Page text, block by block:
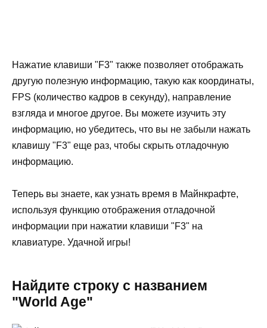
Нажатие клавиши "F3" также позволяет отображать
другую полезную информацию, такую как координаты,
FPS (количество кадров в секунду), направление
взгляда и многое другое. Вы можете изучить эту
информацию, но убедитесь, что вы не забыли нажать
клавишу "F3" еще раз, чтобы скрыть отладочную
информацию.
Теперь вы знаете, как узнать время в Майнкрафте,
используя функцию отображения отладочной
информации при нажатии клавиши "F3" на
клавиатуре. Удачной игры!
Найдите строку с названием
"World Age"